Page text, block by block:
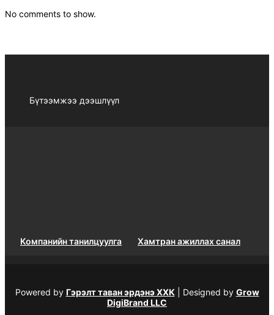
No comments to show.
Бүтээмжээ дээшлүүл
Компанийн танилцуулга Хамтран ажиллах санал
Powered by Гэрэлт таван эрдэнэ ХХК | Designed by Grow
DigiBrand LLC